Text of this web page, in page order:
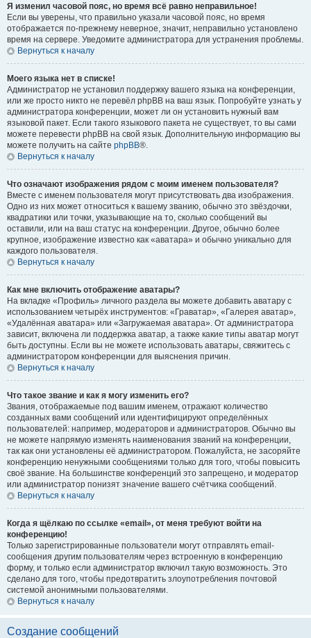
Я изменил часовой пояс, но время всё равно неправильное!
Если вы уверены, что правильно указали часовой пояс, но время
отображается по-прежнему неверное, значит, неправильно установлено
время на сервере. Уведомите администратора для устранения проблемы.
Вернуться к началу
Моего языка нет в списке!
Администратор не установил поддержку вашего языка на конференции,
или же просто никто не перевёл phpBB на ваш язык. Попробуйте узнать у
администратора конференции, может ли он установить нужный вам
языковой пакет. Если такого языкового пакета не существует, то вы сами
можете перевести phpBB на свой язык. Дополнительную информацию вы
можете получить на сайте phpBB®.
Вернуться к началу
Что означают изображения рядом с моим именем пользователя?
Вместе с именем пользователя могут присутствовать два изображения.
Одно из них может относиться к вашему званию, обычно это звёздочки,
квадратики или точки, указывающие на то, сколько сообщений вы
оставили, или на ваш статус на конференции. Другое, обычно более
крупное, изображение известно как «аватара» и обычно уникально для
каждого пользователя.
Вернуться к началу
Как мне включить отображение аватары?
На вкладке «Профиль» личного раздела вы можете добавить аватару с
использованием четырёх инструментов: «Граватар», «Галерея аватар»,
«Удалённая аватара» или «Загружаемая аватара». От администратора
зависит, включена ли поддержка аватар, а также какие типы аватар могут
быть доступны. Если вы не можете использовать аватары, свяжитесь с
администратором конференции для выяснения причин.
Вернуться к началу
Что такое звание и как я могу изменить его?
Звания, отображаемые под вашим именем, отражают количество
созданных вами сообщений или идентифицируют определённых
пользователей: например, модераторов и администраторов. Обычно вы
не можете напрямую изменять наименования званий на конференции,
так как они установлены её администратором. Пожалуйста, не засоряйте
конференцию ненужными сообщениями только для того, чтобы повысить
своё звание. На большинстве конференций это запрещено, и модератор
или администратор понизят значение вашего счётчика сообщений.
Вернуться к началу
Когда я щёлкаю по ссылке «email», от меня требуют войти на
конференцию!
Только зарегистрированные пользователи могут отправлять email-
сообщения другим пользователям через встроенную в конференцию
форму, и только если администратор включил такую возможность. Это
сделано для того, чтобы предотвратить злоупотребления почтовой
системой анонимными пользователями.
Вернуться к началу
Создание сообщений